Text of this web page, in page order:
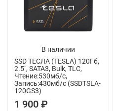
В наличии
SSD ТЕСЛА (TESLA) 120Гб,
2.5", SATA3, Bulk, TLC,
Чтение:530мб/с,
Запись:430мб/с (SSDTSLA-
120GS3)
1 900 ₽